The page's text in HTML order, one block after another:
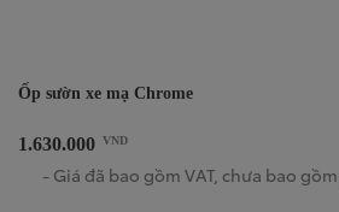
Ốp sườn xe mạ Chrome
1.630.000 VND
- Giá đã bao gồm VAT, chưa bao